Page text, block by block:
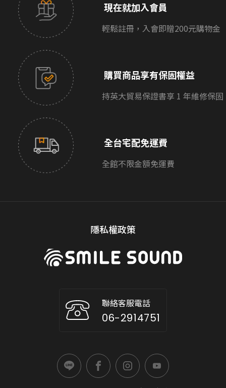
現在就加入會員
輕鬆註冊，入會即贈200元購物金
購買商品享有保固權益
持英大貿易保證書享 1 年維修保固
全台宅配免運費
全館不限金額免運費
隱私權政策
聯絡客服電話
06-2914751